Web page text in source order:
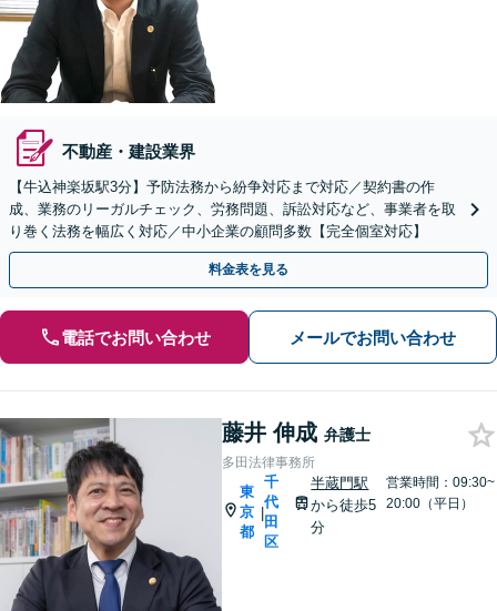
不動産・建設業界
【牛込神楽坂駅3分】予防法務から紛争対応まで対応／契約書の作
成、業務のリーガルチェック、労務問題、訴訟対応など、事業者を取
り巻く法務を幅広く対応／中小企業の顧問多数【完全個室対応】
料金表を見る
電話でお問い合わせ メールでお問い合わせ
藤井 伸成 弁護士
多田法律事務所
東
京
都
|
千
代
田
区
半蔵門駅
から徒歩5
分
営業時間：09:30~
20:00（平日）